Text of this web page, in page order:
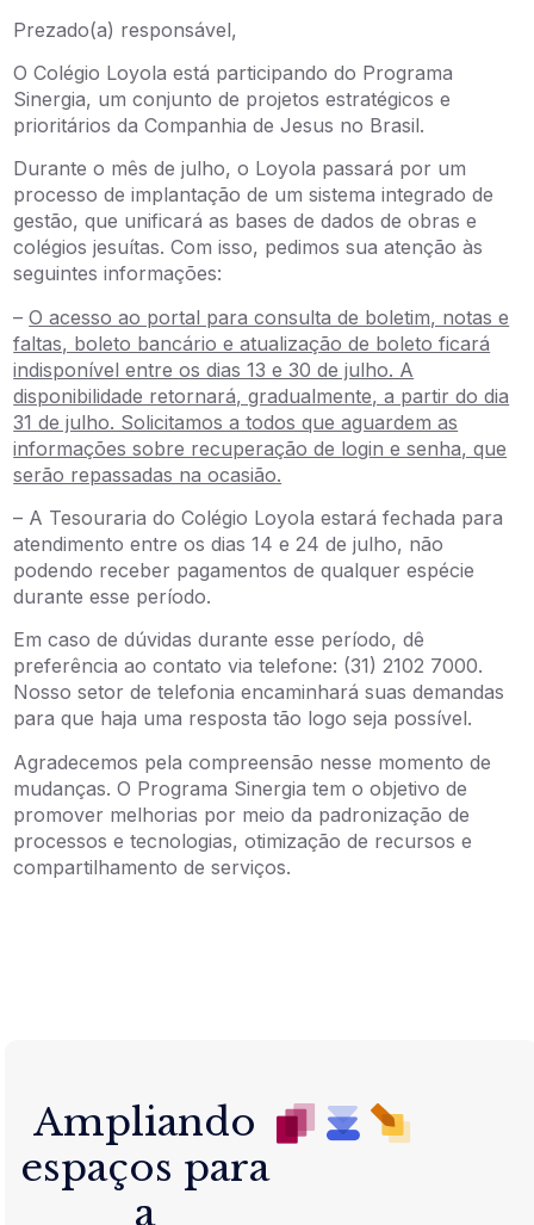
Prezado(a) responsável,
O Colégio Loyola está participando do Programa
Sinergia, um conjunto de projetos estratégicos e
prioritários da Companhia de Jesus no Brasil.
Durante o mês de julho, o Loyola passará por um
processo de implantação de um sistema integrado de
gestão, que unificará as bases de dados de obras e
colégios jesuítas. Com isso, pedimos sua atenção às
seguintes informações:
–O acesso ao portal para consulta de boletim, notas e
faltas, boleto bancário e atualização de boleto ficará
indisponível entre os dias 13 e 30 de julho. A
disponibilidade retornará, gradualmente, a partir do dia
31 de julho. Solicitamos a todos que aguardem as
informações sobre recuperação de login e senha, que
serão repassadas na ocasião.
– A Tesouraria do Colégio Loyola estará fechada para
atendimento entre os dias 14 e 24 de julho, não
podendo receber pagamentos de qualquer espécie
durante esse período.
Em caso de dúvidas durante esse período, dê
preferência ao contato via telefone: (31) 2102 7000.
Nosso setor de telefonia encaminhará suas demandas
para que haja uma resposta tão logo seja possível.
Agradecemos pela compreensão nesse momento de
mudanças. O Programa Sinergia tem o objetivo de
promover melhorias por meio da padronização de
processos e tecnologias, otimização de recursos e
compartilhamento de serviços.
Ampliando
espaços para
a